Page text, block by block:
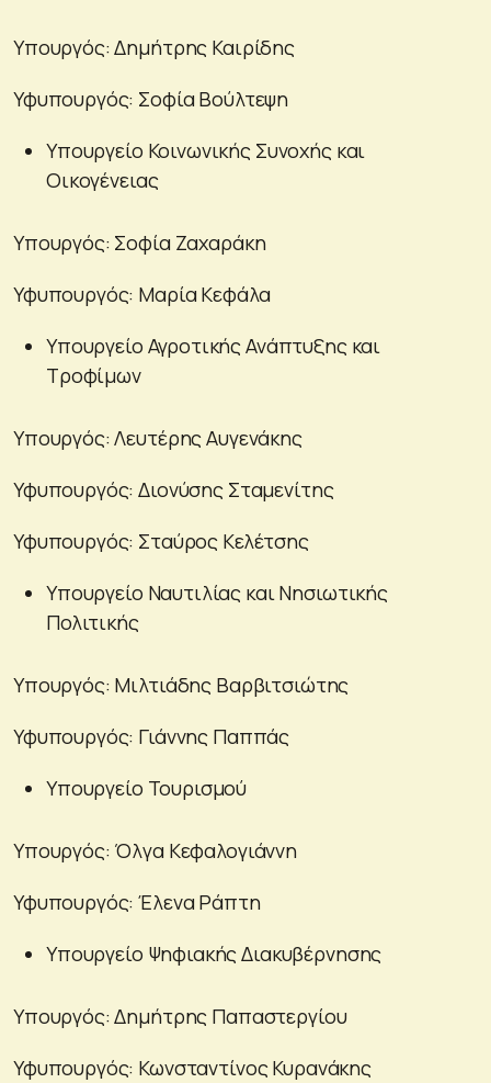
Υπουργός: Δημήτρης Καιρίδης
Υφυπουργός: Σοφία Βούλτεψη
Υπουργείο Κοινωνικής Συνοχής και
Οικογένειας
Υπουργός: Σοφία Ζαχαράκη
Υφυπουργός: Μαρία Κεφάλα
Υπουργείο Αγροτικής Ανάπτυξης και
Τροφίμων
Υπουργός: Λευτέρης Αυγενάκης
Υφυπουργός: Διονύσης Σταμενίτης
Υφυπουργός: Σταύρος Κελέτσης
Υπουργείο Ναυτιλίας και Νησιωτικής
Πολιτικής
Υπουργός: Μιλτιάδης Βαρβιτσιώτης
Υφυπουργός: Γιάννης Παππάς
Υπουργείο Τουρισμού
Υπουργός: Όλγα Κεφαλογιάννη
Υφυπουργός: Έλενα Ράπτη
Υπουργείο Ψηφιακής Διακυβέρνησης
Υπουργός: Δημήτρης Παπαστεργίου
Υφυπουργός: Κωνσταντίνος Κυρανάκης